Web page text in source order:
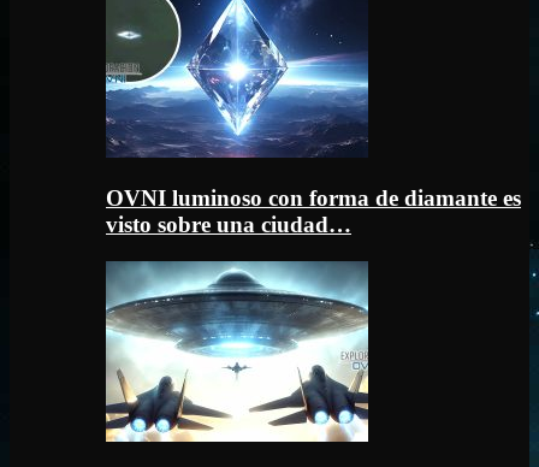
OVNI luminoso con forma de diamante es
visto sobre una ciudad…